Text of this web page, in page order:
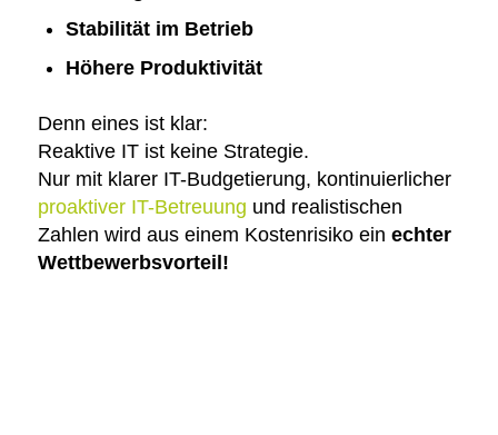
Stabilität im Betrieb
Höhere Produktivität
Denn eines ist klar:
Reaktive IT ist keine Strategie.
Nur mit klarer IT-Budgetierung, kontinuierlicher
proaktiver IT-Betreuung und realistischen
Zahlen wird aus einem Kostenrisiko ein echter
Wettbewerbsvorteil!